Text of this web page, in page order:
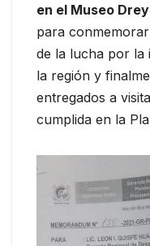
en el Museo
para
de la lucha por la
la región y
entregados a
cumplida en la